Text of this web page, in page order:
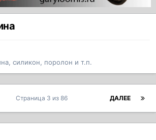
силикон, поролон и т.п.
ДАЛЕЕ
Страница 3 из 86